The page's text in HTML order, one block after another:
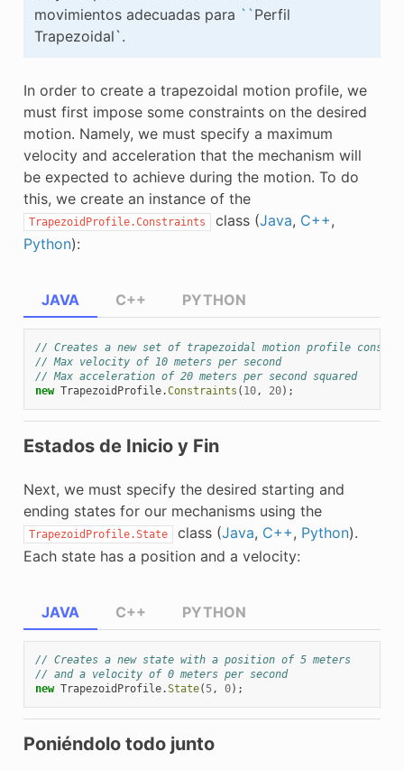
movimientos adecuadas para ``Perfil
Trapezoidal`.
In order to create a trapezoidal motion profile, we
must first impose some constraints on the desired
motion. Namely, we must specify a maximum
velocity and acceleration that the mechanism will
be expected to achieve during the motion. To do
this, we create an instance of the
TrapezoidProfile.Constraints class (Java, C++,
Python):
JAVA
// Creates a new set of trapezoidal motion profile
// Max velocity of 10 meters per second
// Max acceleration of 20 meters per second squared
new TrapezoidProfile.Constraints ( 10, 20);
C++ PYTHON
Estados de Inicio y Fin
Next, we must specify the desired starting and
ending states for our mechanisms using the
TrapezoidProfile.State class (Java, C++, Python).
Each state has a position and a velocity:
JAVA
// Creates a new state with a position of 5 meters
// and a velocity of 0 meters per second
new TrapezoidProfile.State( 5, 0);
C++ PYTHON
Poniéndolo todo junto